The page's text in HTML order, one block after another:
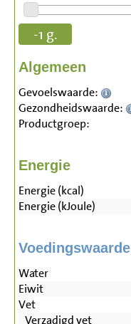
-1 g.
Algemeen
Gevoelswaarde:
Gezondheidswaarde:
Productgroep:
Energie
Energie (kcal)
Energie (kJoule)
Voedingswaarde
Water
Eiwit
Vet
Verzadigd vet